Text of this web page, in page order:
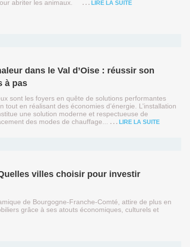
abriter les animaux.
LIRE LA SUITE
à pas
sont les foyers en quête de solutions performantes
tout en réalisant des économies d’énergie. L’installation
une solution moderne et respectueuse de
des modes de chauffage...
LIRE LA SUITE
de Bourgogne-Franche-Comté, attire de plus en
grâce à ses atouts économiques, culturels et